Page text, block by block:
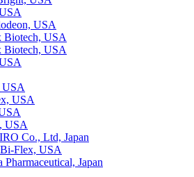
USA
Biotech, USA
Biotech, USA
USA
USA
Co., Ltd, Japan
Flex, USA
Pharmaceutical, Japan